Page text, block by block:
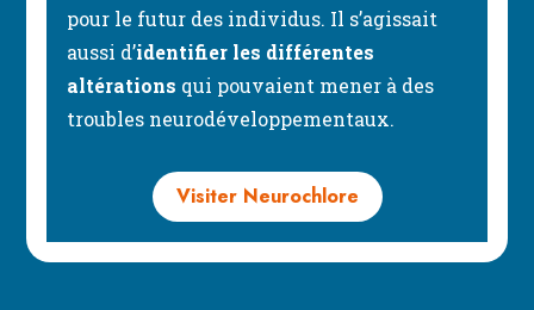
pour le futur des individus. Il s’agissait
aussi d’identifier les différentes
altérations qui pouvaient mener à des
troubles neurodéveloppementaux.
Visiter Neurochlore